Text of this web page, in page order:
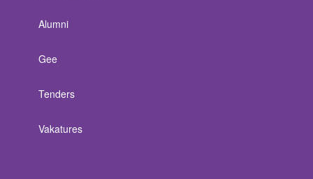
Alumni
Gee
Tenders
Vakatures